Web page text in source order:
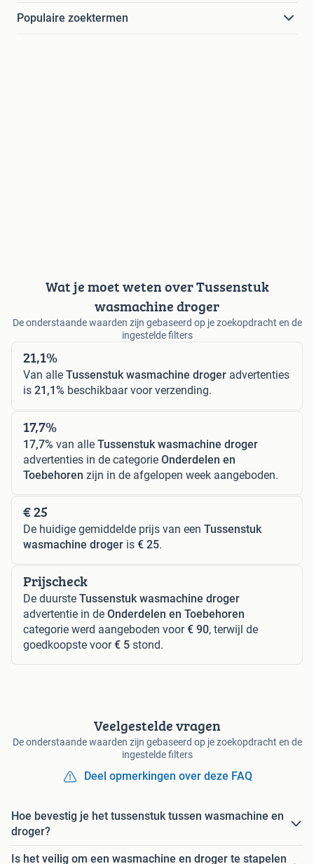
Populaire zoektermen
Wat je moet weten over Tussenstuk
wasmachine droger
De onderstaande waarden zijn gebaseerd op je zoekopdracht en de
ingestelde filters
21,1%
Van alle Tussenstuk wasmachine droger advertenties
is 21,1% beschikbaar voor verzending.
17,7%
17,7% van alle Tussenstuk wasmachine droger
advertenties in de categorie Onderdelen en
Toebehoren zijn in de afgelopen week aangeboden.
€ 25
De huidige gemiddelde prijs van een Tussenstuk
wasmachine droger is € 25.
Prijscheck
De duurste Tussenstuk wasmachine droger
advertentie in de Onderdelen en Toebehoren
categorie werd aangeboden voor€ 90, terwijl de
goedkoopste voor€ 5 stond.
Veelgestelde vragen
De onderstaande waarden zijn gebaseerd op je zoekopdracht en de
ingestelde filters
Deel opmerkingen over deze FAQ
Hoe bevestig je het tussenstuk tussen wasmachine en
droger?
Is het veilig om een wasmachine en droger te stapelen